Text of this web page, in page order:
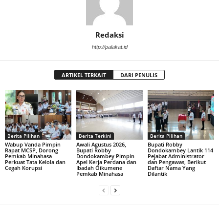
Redaksi
http://palakat.id
ARTIKEL TERKAIT DARI PENULIS
Berita Pilihan
Wabup Vanda Pimpin
Rapat MCSP, Dorong
Pemkab Minahasa
Perkuat Tata Kelola dan
Cegah Korupsi
Berita Terkini
Awali Agustus 2026,
Bupati Robby
Dondokambey Pimpin
Apel Kerja Perdana dan
Ibadah Oikumene
Pemkab Minahasa
Berita Pilihan
Bupati Robby
Dondokambey Lantik 114
Pejabat Administrator
dan Pengawas, Berikut
Daftar Nama Yang
Dilantik